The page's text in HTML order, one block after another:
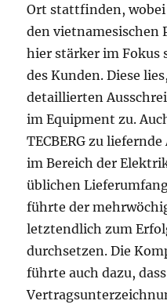
Ort stattfinden,
den vietnamesischen
hier stärker im Fokus
des Kunden. Diese
detaillierten
im Equipment zu.
TECBERG zu
im Bereich der
üblichen
führte der
letztendlich zum
durchsetzen. Die
führte auch dazu,